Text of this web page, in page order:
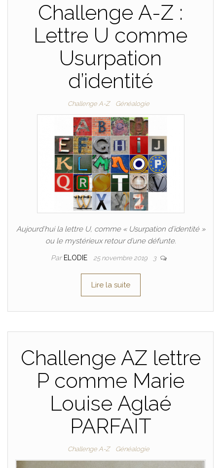
Challenge A-Z :
Lettre U comme
Usurpation
d’identité
Challenge A-Z Généalogie
Aujourd’hui la lettre U, comme « Usurpation d’identité »
ou le mystérieux retour d’une défunte.
Par ELODIE 25 novembre 2019 3
Lire la suite
Challenge AZ lettre
P comme Marie
Louise Aglaé
PARFAIT
Challenge A-Z Généalogie